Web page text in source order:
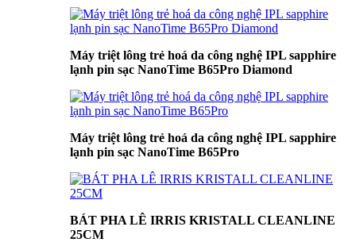
Máy triệt lông trẻ hoá da công nghệ IPL sapphire
lạnh pin sạc NanoTime B65Pro Diamond
Máy triệt lông trẻ hoá da công nghệ IPL sapphire
lạnh pin sạc NanoTime B65Pro
BÁT PHA LÊ IRRIS KRISTALL CLEANLINE
25CM